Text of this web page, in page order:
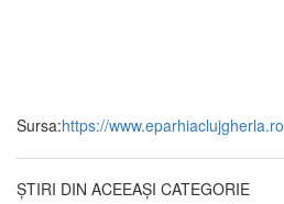
Sursa:https://www.eparhiaclujgherla.ro
ȘTIRI DIN ACEEAȘI CATEGORIE